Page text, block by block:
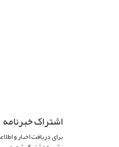
اشتراک خبرنامه
برای دریافت اخبار و